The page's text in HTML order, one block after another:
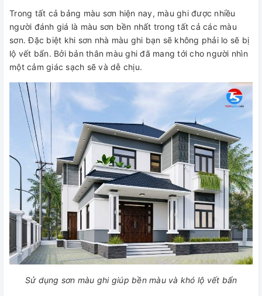
Trong tất cả bảng màu sơn hiện nay, màu ghi được nhiều
người đánh giá là màu sơn bền nhất trong tất cả các màu
sơn. Đặc biệt khi sơn nhà màu ghi bạn sẽ không phải lo sẽ bị
lộ vết bẩn. Bởi bản thân màu ghi đã mang tới cho người nhìn
một cảm giác sạch sẽ và dễ chịu.
Sử dụng sơn màu ghi giúp bền màu và khó lộ vết bẩn